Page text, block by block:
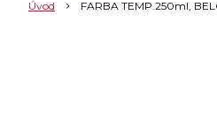
Úvod FARBA TEMP.250ml,